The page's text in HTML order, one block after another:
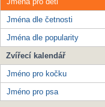
Jména dle četnosti
Jména dle popularity
Zvířecí kalendář
Jméno pro kočku
Jméno pro psa